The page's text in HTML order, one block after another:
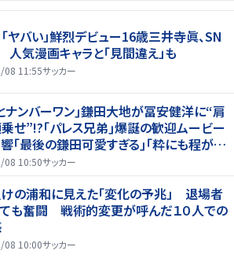
「ヤバい」鮮烈デビュー16歳三井寺眞、SN
気漫画キャラと「見間違え」も
08 11:55サッカー
ナンバーワン｣鎌田大地が冨安健洋に“肩
せ”!?｢パレス兄弟｣爆誕の歓迎ムービー
｢最後の鎌田可愛すぎる｣｢粋にも程があ
08 10:50サッカー
の浦和に見えた「変化の予兆」 退場者
も奮闘 戦術的変更が呼んだ１０人での
08 10:00サッカー